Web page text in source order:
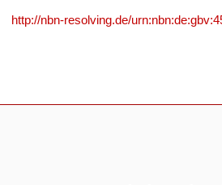
http://nbn-resolving.de/